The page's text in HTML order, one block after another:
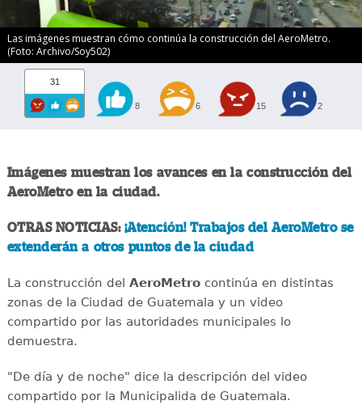
Las imágenes muestran cómo continúa la construcción del AeroMetro.
(Foto: Archivo/Soy502)
31
8 6 15 2
Imágenes muestran los avances en la construcción del
AeroMetro en la ciudad.
OTRAS NOTICIAS: ¡Atención! Trabajos del AeroMetro se
extenderán a otros puntos de la ciudad
La construcción del AeroMetrocontinúa en distintas
zonas de la Ciudad de Guatemala y un video
compartido por las autoridades municipales lo
demuestra.
"De día y de noche" dice la descripción del video
compartido por la Municipalida de Guatemala.